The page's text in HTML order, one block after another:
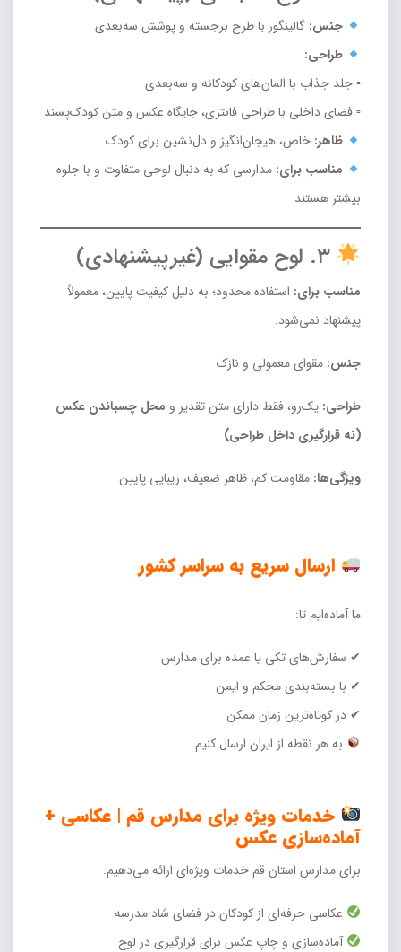
جنس: گالینگور با طرح برجسته و پوشش سه‌بعدی
طراحی:
▫ جلد جذاب با المان‌های کودکانه و سه‌بعدی
▫ فضای داخلی با طراحی فانتزی، جایگاه عکس و متن کودک‌پسند
ظاهر: خاص، هیجان‌انگیز و دل‌نشین برای کودک
مناسب برای: مدارسی که به دنبال لوحی متفاوت و با جلوه
بیشتر هستند
۳. لوح مقوایی (غیرپیشنهادی)
مناسب برای: استفاده محدود؛ به دلیل کیفیت پایین، معمولاً
پیشنهاد نمی‌شود.
جنس: مقوای معمولی و نازک
طراحی: یک‌رو، فقط دارای متن تقدیر و محل چسباندن عکس
(نه قرارگیری داخل طراحی)
ویژگی‌ها: مقاومت کم، ظاهر ضعیف، زیبایی پایین
ارسال سریع به سراسر کشور
ما آماده‌ایم تا:
✔ سفارش‌های تکی یا عمده برای مدارس
✔ با بسته‌بندی محکم و ایمن
✔ در کوتاه‌ترین زمان ممکن
به هر نقطه از ایران ارسال کنیم.
خدمات ویژه برای مدارس قم | عکاسی +
آماده‌سازی عکس
برای مدارس استان قم خدمات ویژه‌ای ارائه می‌دهیم:
عکاسی حرفه‌ای از کودکان در فضای شاد مدرسه
آماده‌سازی و چاپ عکس برای قرارگیری در لوح